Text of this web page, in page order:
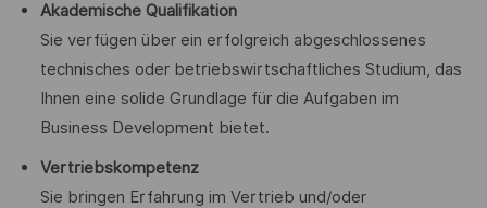
Akademische Qualifikation
Sie verfügen über ein erfolgreich abgeschlossenes
technisches oder betriebswirtschaftliches Studium, das
Ihnen eine solide Grundlage für die Aufgaben im
Business Development bietet.
Vertriebskompetenz
Sie bringen Erfahrung im Vertrieb und/oder